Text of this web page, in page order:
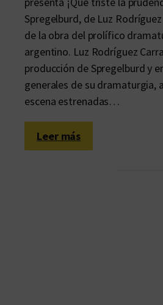
Spregelburd, de Luz
de la obra del prolífico
argentino. Luz Rodríguez
producción de Spregelburd y
generales de su dramaturgia,
escena estrenadas…
Leer más:
E